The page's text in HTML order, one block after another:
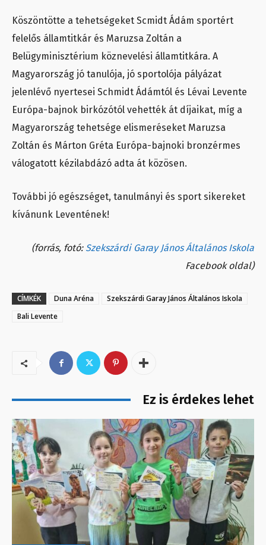
Köszöntötte a tehetségeket Scmidt Ádám sportért
felelős államtitkár és Maruzsa Zoltán a
Belügyminisztérium köznevelési államtitkára. A
Magyarország jó tanulója, jó sportolója pályázat
jelenlévő nyertesei Schmidt Ádámtól és Lévai Levente
Európa-bajnok birkózótól vehették át díjaikat, míg a
Magyarország tehetsége elismeréseket Maruzsa
Zoltán és Márton Gréta Európa-bajnoki bronzérmes
válogatott kézilabdázó adta át közösen.
További jó egészséget, tanulmányi és sport sikereket
kívánunk Leventének!
(forrás, fotó: Szekszárdi Garay János Általános Iskola
Facebook oldal)
CÍMKÉK Duna Aréna
Szekszárdi Garay János Általános Iskola
Bali Levente
Ez is érdekes lehet